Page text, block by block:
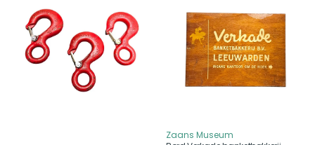
grote
karbijnhaken,
20e
eeuw
Verkade
banketbakkerij
Leeuwarden
Zaans Museum